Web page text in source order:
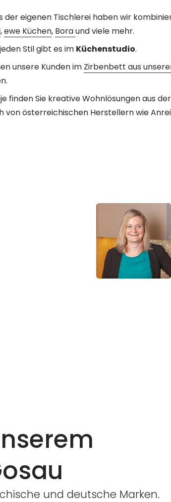
der eigenen Tischlerei haben wir
,ewe Küchen, Boraund viele mehr.
Stil gibt es im Küchenstudio.
unsere Kunden im Zirbenbett aus
finden Sie kreative Wohnlösungen aus
von österreichischen Herstellern wie
und deutsche Marken.